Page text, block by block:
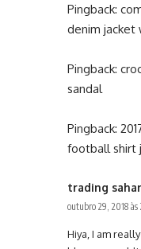
Pingback:
denim jacket
Pingback:
sandal
Pingback:
football shirt
trading
outubro 29, 2018 às
Hiya, I am